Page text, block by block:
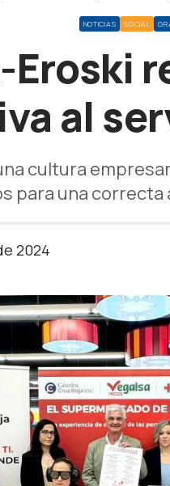
NOTICIAS SOCIAL
Eroski
al
cultura
para una
2024